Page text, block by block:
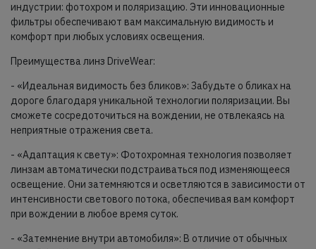
индустрии: фотохром и поляризацию. Эти инновационные
фильтры обеспечивают вам максимальную видимость и
комфорт при любых условиях освещения.
Преимущества линз DriveWear:
- «Идеальная видимость без бликов»: Забудьте о бликах на
дороге благодаря уникальной технологии поляризации. Вы
сможете сосредоточиться на вождении, не отвлекаясь на
неприятные отражения света.
- «Адаптация к свету»: Фотохромная технология позволяет
линзам автоматически подстраиваться под изменяющееся
освещение. Они затемняются и осветляются в зависимости от
интенсивности светового потока, обеспечивая вам комфорт
при вождении в любое время суток.
- «Затемнение внутри автомобиля»: В отличие от обычных